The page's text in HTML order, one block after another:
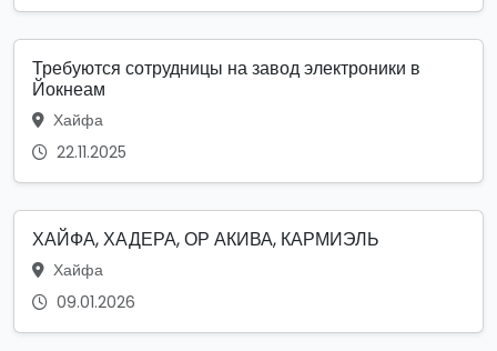
Требуются сотрудницы на завод электроники в
Йокнеам
Хайфа
22.11.2025
ХАЙФА, ХАДЕРА, ОР АКИВА, КАРМИЭЛЬ
Хайфа
09.01.2026